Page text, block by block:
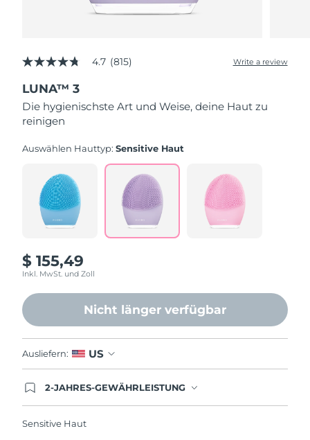
4.7
of
5
stars,
average
value.
Read
Reviews.
Same
page
link.
4.7 (815) Write a review
LUNA™ 3
Die hygienischste Art und Weise, deine Haut zu
reinigen
Auswählen Hauttyp:Sensitive Haut
$ 155,49
Inkl. MwSt. und Zoll
Nicht länger verfügbar
Ausliefern: US
2-JAHRES-GEWÄHRLEISTUNG
innerhalb eines Jahres ab Kaufdatum Anlass zur
Sensitive Haut